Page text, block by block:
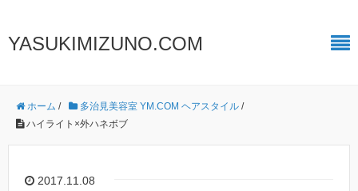
YASUKIMIZUNO.COM
ホーム / 多治見美容室 YM.COM ヘアスタイル /
ハイライト×外ハネボブ
2017.11.08